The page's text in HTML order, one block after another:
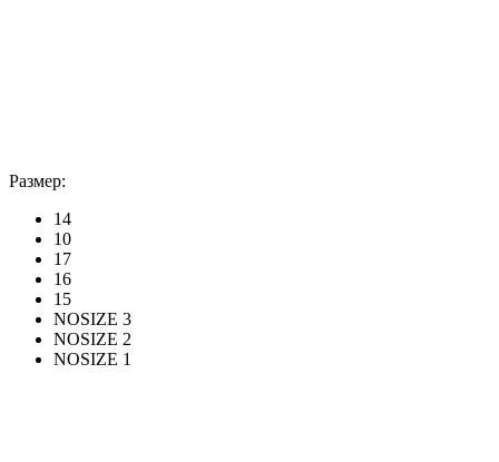
Размер:
14
10
17
16
15
NOSIZE 3
NOSIZE 2
NOSIZE 1